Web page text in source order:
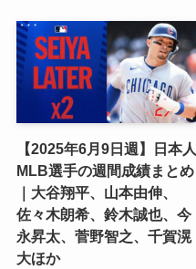
【2025年6月9日週】日本人
MLB選手の週間成績まとめ
｜大谷翔平、山本由伸、
佐々木朗希、鈴木誠也、今
永昇太、菅野智之、千賀滉
大ほか